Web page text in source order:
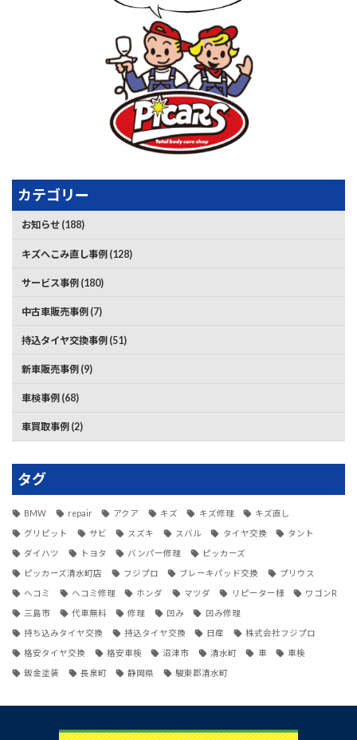
カテゴリー
お知らせ (188)
キズへこみ直し事例 (128)
サービス事例 (180)
中古車販売事例 (7)
持込タイヤ交換事例 (51)
新車販売事例 (9)
車検事例 (68)
車買取事例 (2)
タグ
BMW repair アクア キズ キズ修理 キズ直し
グリピット サビ スズキ スバル タイヤ交換 タント
ダイハツ トヨタ バンパー修理 ピッカーズ
ピッカーズ清水町店 フジプロ ブレーキパッド交換 プリウス
ヘコミ ヘコミ修理 ホンダ マツダ リピーター様 ワゴンR
三島市 代車無料 修理 凹み 凹み修理
持ち込みタイヤ交換 持込タイヤ交換 日産 株式会社フジプロ
格安タイヤ交換 格安車検 沼津市 清水町 車 車検
鈑金塗装 長泉町 静岡県 駿東郡清水町